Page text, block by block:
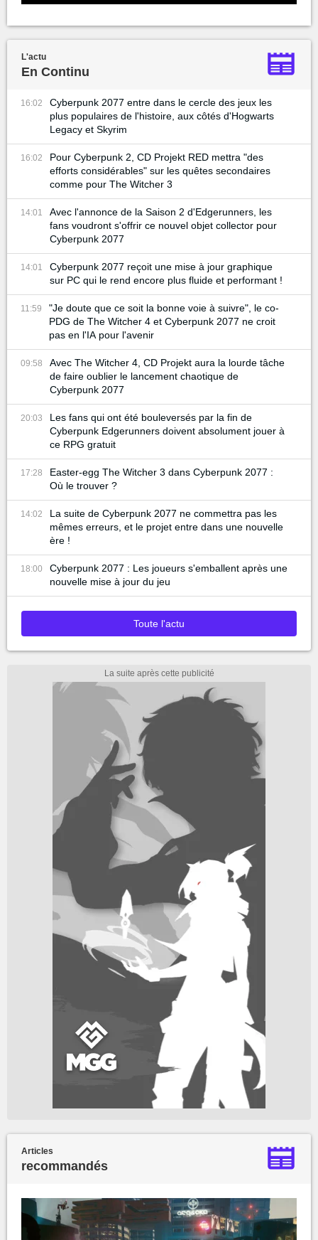
L'actu
En Continu
16:02
Cyberpunk 2077 entre dans le cercle des jeux les
plus populaires de l'histoire, aux côtés d'Hogwarts
Legacy et Skyrim
16:02
Pour Cyberpunk 2, CD Projekt RED mettra "des
efforts considérables" sur les quêtes secondaires
comme pour The Witcher 3
14:01
Avec l'annonce de la Saison 2 d'Edgerunners, les
fans voudront s'offrir ce nouvel objet collector pour
Cyberpunk 2077
14:01
Cyberpunk 2077 reçoit une mise à jour graphique
sur PC qui le rend encore plus fluide et performant !
11:59
"Je doute que ce soit la bonne voie à suivre", le co-
PDG de The Witcher 4 et Cyberpunk 2077 ne croit
pas en l'IA pour l'avenir
09:58
Avec The Witcher 4, CD Projekt aura la lourde tâche
de faire oublier le lancement chaotique de
Cyberpunk 2077
20:03
Les fans qui ont été bouleversés par la fin de
Cyberpunk Edgerunners doivent absolument jouer à
ce RPG gratuit
17:28
Easter-egg The Witcher 3 dans Cyberpunk 2077 :
Où le trouver ?
14:02
La suite de Cyberpunk 2077 ne commettra pas les
mêmes erreurs, et le projet entre dans une nouvelle
ère !
18:00
Cyberpunk 2077 : Les joueurs s'emballent après une
nouvelle mise à jour du jeu
Toute l'actu
Articles
recommandés